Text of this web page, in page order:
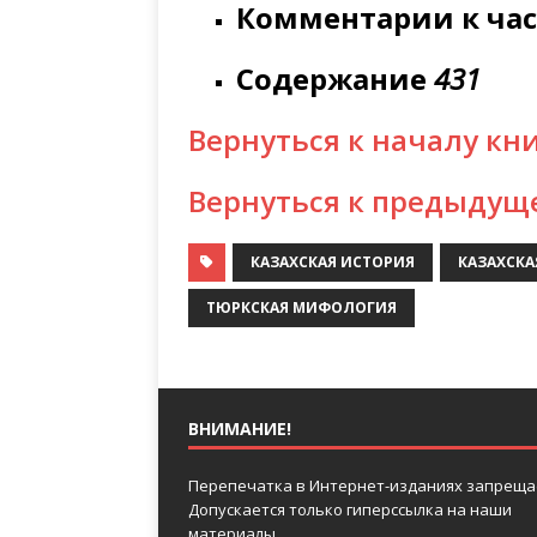
Комментарии к
Содержание 431
Вернуться к началу
Вернуться к
КАЗАХСКАЯ ИСТОРИЯ
ТЮРКСКАЯ МИФОЛОГИЯ
ВНИМАНИЕ!
Перепечатка в Интернет-изданиях
Допускается только гиперссылка на наши